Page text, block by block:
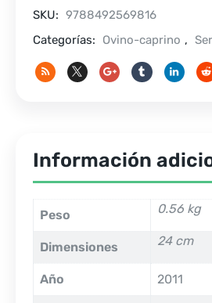
SKU: 9788492569816
Categorías:
Ovino-caprino ,
Información
Peso 0.56 kg
Dimensiones 24 cm
Año 2011